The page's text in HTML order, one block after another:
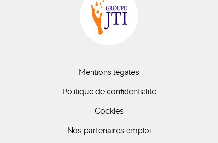
Mentions légales
Politique de confidentialité
Cookies
Nos partenaires emploi